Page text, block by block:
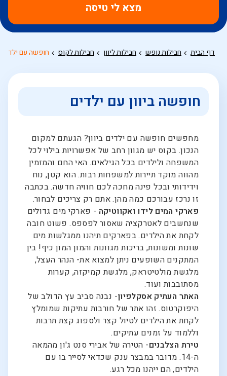
מצא לי טיסה
מוצגות
הכפתור
דף הבית חבילות נופש חבילות ליוון חבילות לקוס חופשה עם
חופשה ביוון עם ילדים
מחפשים חופשה עם ילדים ביוון? הגעתם למקום
הנכון. בקוס יש מגוון רחב של אפשרויות בילוי לכל
המשפחה ולילדים בכל הגילאים. האי החם והמזמין
מהווה מוקד תיירות למשפחות רבות. הוא קטן, נוח
וידידותי ובכל פינה מחכה לכם חוויה חדשה. בכתבה
זו נרכז עבורכם כמה מהן. אתם רק צריכים לבחור.
פארקי המים לידו ואקווטיקה - פארקי מים גדולים
שנחשבים לאטרקציה שאסור לפספס. פשוט חובה
לקחת את הילדים. בפארקים תיהנו ממגלשות מים
שונות ומשונות, בריכות מגוונות והמון המון כיף! בין
המתקנים השופעים ניתן למצוא את- הנהר העצל,
מלגשת מולטיטראק, מלגשת קמיקזה, קערות
מסתובבות ועוד.
האתר העתיק אסקלפיון- נבנה סביב עץ הדולב של
היפוקרטוס. זהו אתר של חורבות עתיקות שמומלץ
לקחת את הילדים לטיול קצר ולספוג קצת תרבות
וללמוד על זמנים עתיקים.
טירת הצלבנים- הטירה של אבירי סנט ג'ון מהמאה
ה-14. מדובר במבצר ענק שכדאי לסייר בו עם
הילדים, הם ייהנו מכל רגע.